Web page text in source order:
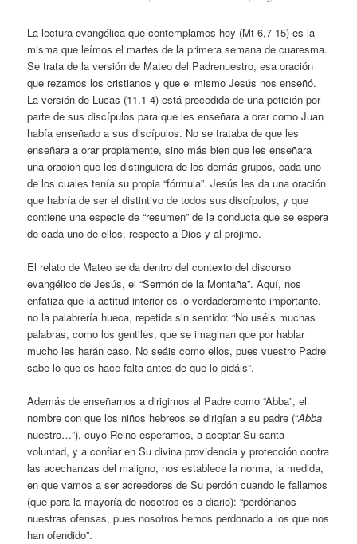
La lectura evangélica que contemplamos hoy (Mt 6,7-15) es la
misma que leímos el martes de la primera semana de cuaresma.
Se trata de la versión de Mateo del Padrenuestro, esa oración
que rezamos los cristianos y que el mismo Jesús nos enseñó.
La versión de Lucas (11,1-4) está precedida de una petición por
parte de sus discípulos para que les enseñara a orar como Juan
había enseñado a sus discípulos. No se trataba de que les
enseñara a orar propiamente, sino más bien que les enseñara
una oración que les distinguiera de los demás grupos, cada uno
de los cuales tenía su propia “fórmula”. Jesús les da una oración
que habría de ser el distintivo de todos sus discípulos, y que
contiene una especie de “resumen” de la conducta que se espera
de cada uno de ellos, respecto a Dios y al prójimo.
El relato de Mateo se da dentro del contexto del discurso
evangélico de Jesús, el “Sermón de la Montaña”. Aquí, nos
enfatiza que la actitud interior es lo verdaderamente importante,
no la palabrería hueca, repetida sin sentido: “No uséis muchas
palabras, como los gentiles, que se imaginan que por hablar
mucho les harán caso. No seáis como ellos, pues vuestro Padre
sabe lo que os hace falta antes de que lo pidáis”.
Además de enseñarnos a dirigirnos al Padre como “Abba”, el
nombre con que los niños hebreos se dirigían a su padre (“Abba
nuestro…”), cuyo Reino esperamos, a aceptar Su santa
voluntad, y a confiar en Su divina providencia y protección contra
las acechanzas del maligno, nos establece la norma, la medida,
en que vamos a ser acreedores de Su perdón cuando le fallamos
(que para la mayoría de nosotros es a diario): “perdónanos
nuestras ofensas, pues nosotros hemos perdonado a los que nos
han ofendido”.